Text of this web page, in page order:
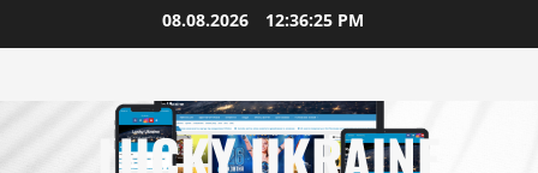
до
08.08.2026 12:36:26 PM